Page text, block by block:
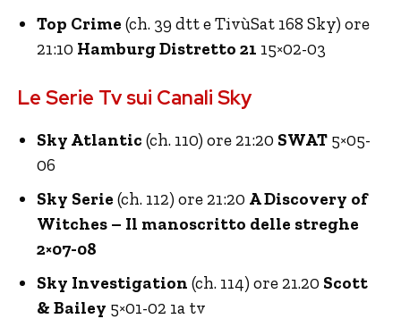
Top Crime (ch. 39 dtt e TivùSat 168 Sky) ore
21:10 Hamburg Distretto 21 15×02-03
Le Serie Tv sui Canali Sky
Sky Atlantic (ch. 110) ore 21:20 SWAT 5×05-
06
Sky Serie (ch. 112) ore 21:20 A Discovery of
Witches – Il manoscritto delle streghe
2×07-08
Sky Investigation (ch. 114) ore 21.20 Scott
& Bailey 5×01-02 1a tv